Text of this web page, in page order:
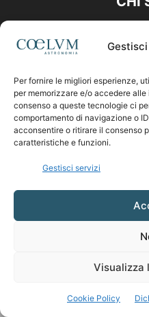
Per fornire le migliori esperienze,
per memorizzare e/o accedere
consenso a queste tecnologie ci
comportamento di navigazione o
acconsentire o ritirare il consenso
caratteristiche e funzioni.
Gestisci servizi
Visualizza
Cookie Policy
Contattaci: